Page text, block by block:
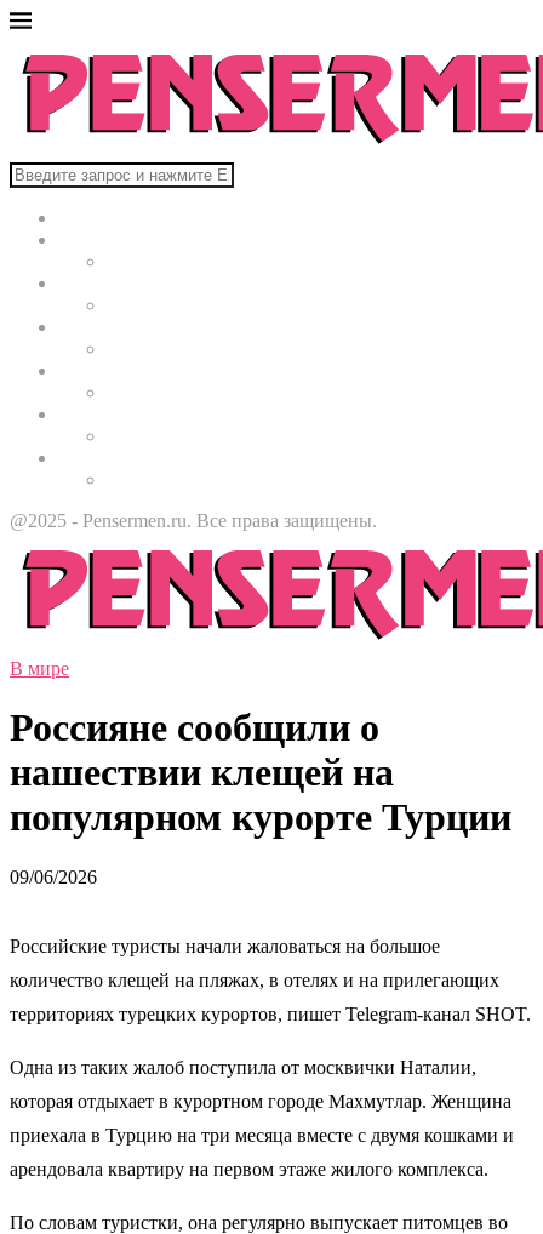
@2025 - Pensermen.ru. Все права защищены.
В мире
Россияне сообщили о
нашествии клещей на
популярном курорте Турции
09/06/2026
Российские туристы начали жаловаться на большое
количество клещей на пляжах, в отелях и на прилегающих
территориях турецких курортов, пишет Telegram-канал SHOT.
Одна из таких жалоб поступила от москвички Наталии,
которая отдыхает в курортном городе Махмутлар. Женщина
приехала в Турцию на три месяца вместе с двумя кошками и
арендовала квартиру на первом этаже жилого комплекса.
По словам туристки, она регулярно выпускает питомцев во